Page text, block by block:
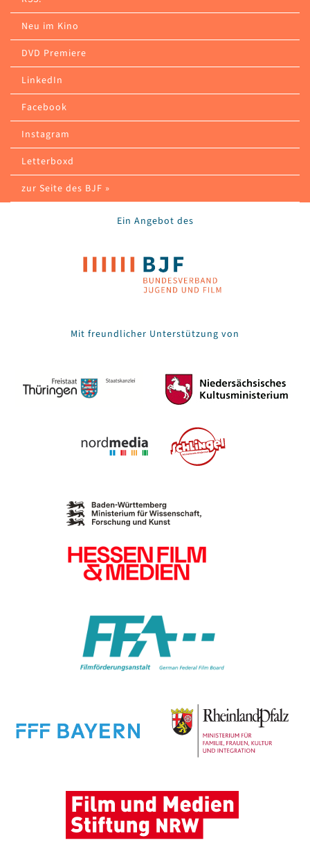
Neu im Kino
DVD Premiere
LinkedIn
Facebook
Instagram
Letterboxd
zur Seite des BJF »
Ein Angebot des
Mit freundlicher Unterstützung von